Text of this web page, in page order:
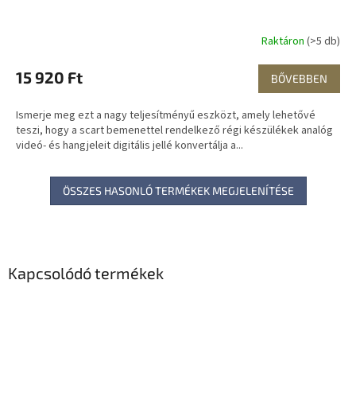
Kapcsolódó termékek
Raktáron (>5 db)
15 920 Ft BŐVEBBEN
Ismerje meg ezt a nagy teljesítményű eszközt, amely lehetővé
teszi, hogy a scart bemenettel rendelkező régi készülékek analóg
videó- és hangjeleit digitális jellé konvertálja a...
ÖSSZES HASONLÓ TERMÉKEK MEGJELENÍTÉSE